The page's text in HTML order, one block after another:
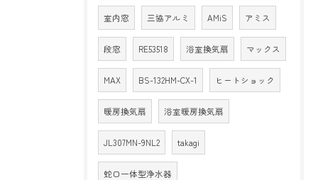
室内窓 三協アルミ AMiS アミス
段窓 RE53518 浴室換気扇 マックス
MAX BS-132HM-CX-1 ヒートショック
暖房換気扇 浴室暖房換気扇
JL307MN-9NL2 takagi
蛇口一体型浄水器